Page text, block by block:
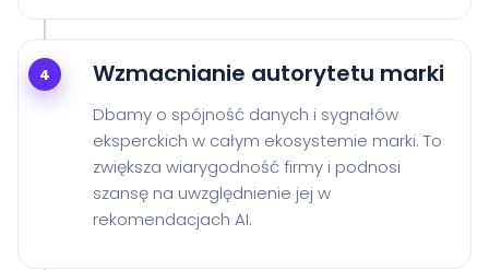
4 Wzmacnianie autorytetu marki
Dbamy o spójność danych i sygnałów
eksperckich w całym ekosystemie marki. To
zwiększa wiarygodność firmy i podnosi
szansę na uwzględnienie jej w
rekomendacjach AI.